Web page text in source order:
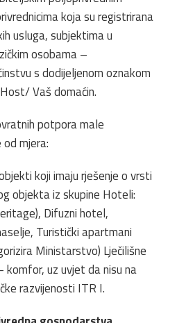
koja su registrirana
usluga, subjektima u
osobama –
s dodijeljenom oznakom
Vaš domaćin.
potpora male
mjera:
koji imaju rješenje o vrsti
objekta iz skupine Hoteli:
Difuzni hotel,
Turistički apartmani
Ministarstvo) Lječilišne
uz uvjet da nisu na
razvijenosti ITR I.